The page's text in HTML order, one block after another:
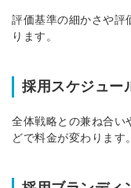
評価基準の細かさや評
ります。
採用スケジュー
全体戦略との兼ね合い
どで料金が変わります。